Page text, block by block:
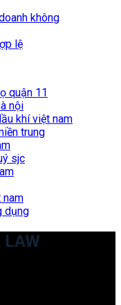
không
lệ
quận 11
nội
khí việt nam
trung
sjc
nam
dụng
LAW